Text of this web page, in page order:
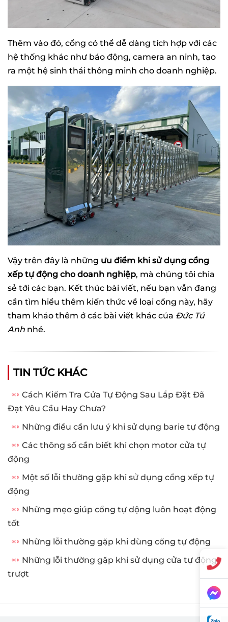
Thêm vào đó, cổng có thể dễ dàng tích hợp với các
hệ thống khác như báo động, camera an ninh, tạo
ra một hệ sinh thái thông minh cho doanh nghiệp.
Vậy trên đây là những ưu điểm khi sử dụng cổng
xếp tự động cho doanh nghiệp, mà chúng tôi chia
sẻ tới các bạn. Kết thúc bài viết, nếu bạn vẫn đang
cần tìm hiểu thêm kiến thức về loại cổng này, hãy
tham khảo thêm ở các bài viết khác của Đức Tú
Anh nhé.
TIN TỨC KHÁC
Cách Kiểm Tra Cửa Tự Động Sau Lắp Đặt Đã
Đạt Yêu Cầu Hay Chưa?
Những điều cần lưu ý khi sử dụng barie tự động
Các thông số cần biết khi chọn motor cửa tự
động
Một số lỗi thường gặp khi sử dụng cổng xếp tự
động
Những mẹo giúp cổng tự dộng luôn hoạt động
tốt
Những lỗi thường gặp khi dùng cổng tự động
Những lỗi thường gặp khi sử dụng cửa tự động
trượt